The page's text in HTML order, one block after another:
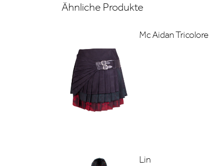
Ähnliche Produkte
Mc Aidan Tricolore
Lin